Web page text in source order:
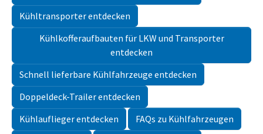
Kühltransporter entdecken
Kühlkofferaufbauten für LKW und Transporter
entdecken
Schnell lieferbare Kühlfahrzeuge entdecken
Doppeldeck-Trailer entdecken
Kühlauflieger entdecken
FAQs zu Kühlfahrzeugen